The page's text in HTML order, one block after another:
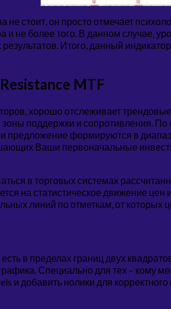
не стоит, он просто отмечает
не более того. В данном случае,
Итого, данный
MTF
хорошо отслеживает
поддержки и сопротивления. По
предложение формируются в
Ваши первоначальные
в торговых системах
на статистическое движение
линий по отметкам, от
в пределах границ двух
Специально для тех – кому
и добавить нолики для